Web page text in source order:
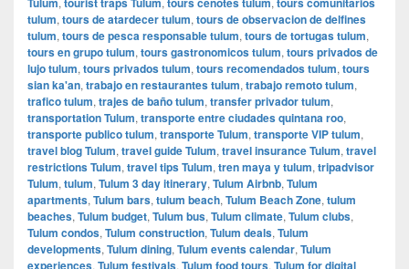
tulum, tours de atardecer tulum, tours de observacion de delfines
tulum, tours de pesca responsable tulum, tours de tortugas tulum,
tours en grupo tulum, tours gastronomicos tulum, tours privados de
lujo tulum, tours privados tulum, tours recomendados tulum, tours
sian ka'an, trabajo en restaurantes tulum, trabajo remoto tulum,
trafico tulum, trajes de baño tulum, transfer privador tulum,
transportation Tulum, transporte entre ciudades quintana roo,
transporte publico tulum, transporte Tulum, transporte VIP tulum,
travel blog Tulum, travel guide Tulum, travel insurance Tulum, travel
restrictions Tulum, travel tips Tulum, tren maya y tulum, tripadvisor
Tulum, tulum, Tulum 3 day itinerary, Tulum Airbnb, Tulum
apartments, Tulum bars, tulum beach, Tulum Beach Zone, tulum
beaches, Tulum budget, Tulum bus, Tulum climate, Tulum clubs,
Tulum condos, Tulum construction, Tulum deals, Tulum
developments, Tulum dining, Tulum events calendar, Tulum
experiences, Tulum festivals, Tulum food tours, Tulum for digital